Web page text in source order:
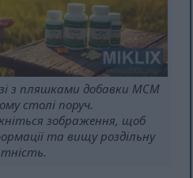
з пляшками добавки МСМ
столі поруч.
зображення, щоб
та вищу роздільну